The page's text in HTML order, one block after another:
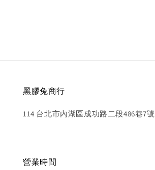
黑膠兔商行
114 台北市內湖區成功路二段486巷7號
營業時間